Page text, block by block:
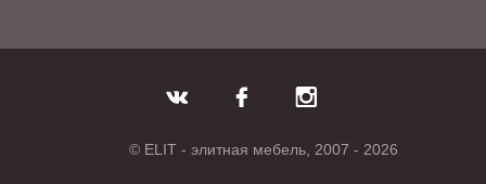
© ELIT - элитная мебель, 2007 - 2026